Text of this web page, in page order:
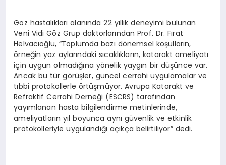
Göz hastalıkları alanında 22 yıllık deneyimi bulunan
Veni Vidi Göz Grup doktorlarından Prof. Dr. Fırat
Helvacıoğlu, “Toplumda bazı dönemsel koşulların,
örneğin yaz aylarındaki sıcaklıkların, katarakt ameliyatı
için uygun olmadığına yönelik yaygın bir düşünce var.
Ancak bu tür görüşler, güncel cerrahi uygulamalar ve
tıbbi protokollerle örtüşmüyor. Avrupa Katarakt ve
Refraktif Cerrahi Derneği (ESCRS) tarafından
yayımlanan hasta bilgilendirme metinlerinde,
ameliyatların yıl boyunca aynı güvenlik ve etkinlik
protokolleriyle uygulandığı açıkça belirtiliyor” dedi.